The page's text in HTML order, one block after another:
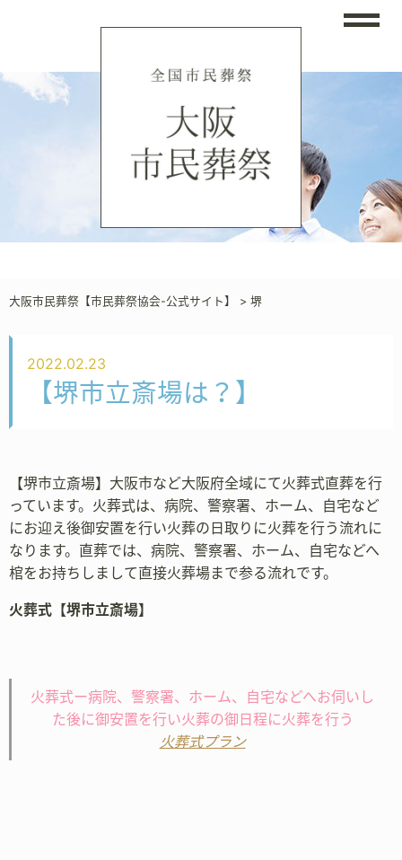
大阪市民葬祭【市民葬祭協会-公式サイト】 > 堺
2022.02.23
【堺市立斎場は？】
【堺市立斎場】大阪市など大阪府全域にて火葬式直葬を行
っています。火葬式は、病院、警察署、ホーム、自宅など
にお迎え後御安置を行い火葬の日取りに火葬を行う流れに
なります。直葬では、病院、警察署、ホーム、自宅などへ
棺をお持ちしまして直接火葬場まで参る流れです。
火葬式【堺市立斎場】
火葬式ー病院、警察署、ホーム、自宅などへお伺いし
た後に御安置を行い火葬の御日程に火葬を行う
火葬式プラン